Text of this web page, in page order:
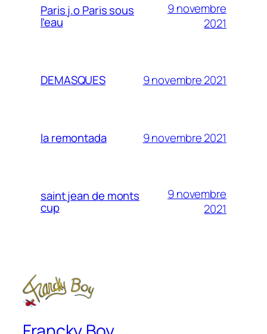
Paris j.o Paris sous
l’eau
9 novembre
2021
DEMASQUES 9 novembre 2021
la remontada 9 novembre 2021
saint jean de monts
cup
9 novembre
2021